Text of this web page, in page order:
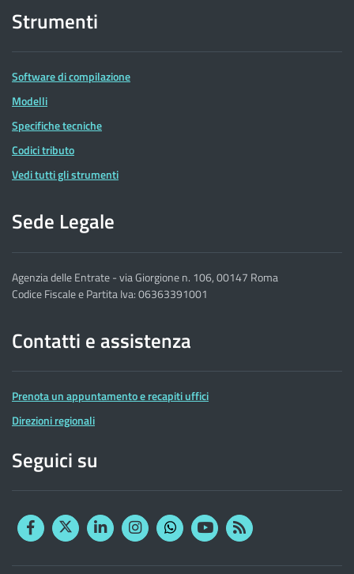
Strumenti
Software di compilazione
Modelli
Specifiche tecniche
Codici tributo
Vedi tutti gli strumenti
Sede Legale
Agenzia delle Entrate - via Giorgione n. 106, 00147 Roma
Codice Fiscale e Partita Iva: 06363391001
Contatti e assistenza
Prenota un appuntamento e recapiti uffici
Direzioni regionali
Seguici su
FacebookTwitterLinkedinInstagram
YouTubeRSS